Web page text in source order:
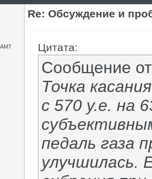
Re: Обсуждение и
Цитата:
Сообщение
Точка
с 570 у.е. на
педаль газа
улучшилась.